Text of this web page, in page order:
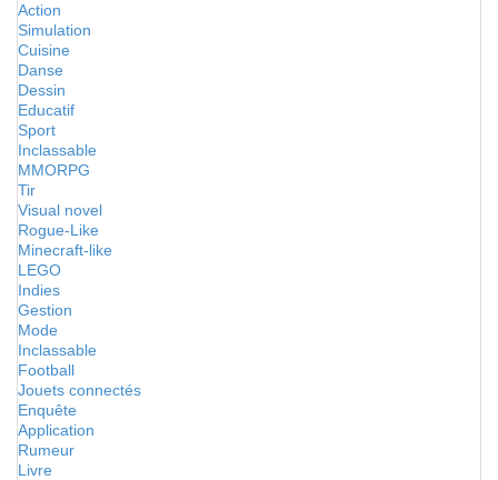
Action
Simulation
Cuisine
Danse
Dessin
Educatif
Sport
Inclassable
MMORPG
Tir
Visual novel
Rogue-Like
Minecraft-like
LEGO
Indies
Gestion
Mode
Inclassable
Football
Jouets connectés
Enquête
Application
Rumeur
Livre